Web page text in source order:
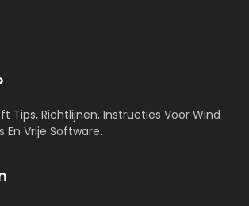
Tips, Richtlijnen, Instructies Voor Wind
En Vrije Software.